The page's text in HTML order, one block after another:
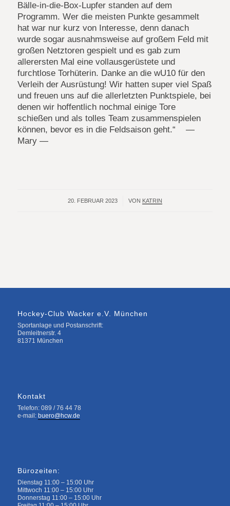
Bälle-in-die-Box-Lupfer standen auf dem
Programm. Wer die meisten Punkte gesammelt
hat war nur kurz von Interesse, denn danach
wurde sogar ausnahmsweise auf großem Feld mit
großen Netztoren gespielt und es gab zum
allerersten Mal eine vollausgerüstete und
furchtlose Torhüterin. Danke an die wU10 für den
Verleih der Ausrüstung! Wir hatten super viel Spaß
und freuen uns auf die allerletzten Punktspiele, bei
denen wir hoffentlich nochmal einige Tore
schießen und als tolles Team zusammenspielen
können, bevor es in die Feldsaison geht.“ —
Mary —
20. FEBRUAR 2023
/ VON KATRIN
Hockey-Club Wacker e.V. München
Sportanlage und Postanschrift:
Demleitnerstr. 4
81371 München
Kontakt
Telefon: 089 / 76 44 78
e-mail: buero@hcw.de
Bürozeiten:
Dienstag 11:00 – 15:00 Uhr
Mittwoch 11:00 – 15:00 Uhr
Donnerstag 11:00 – 15:00 Uhr